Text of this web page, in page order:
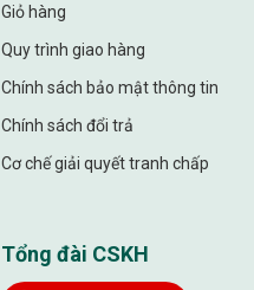
Giỏ hàng
Quy trình giao hàng
Chính sách bảo mật thông tin
Chính sách đổi trả
Cơ chế giải quyết tranh chấp
Tổng đài CSKH